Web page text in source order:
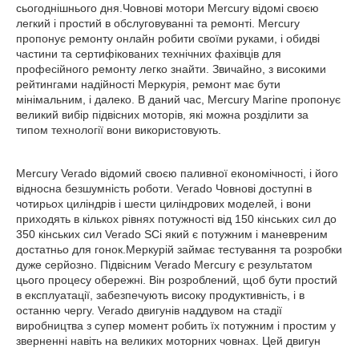
сьогоднішнього дня.Човнові мотори Mercury відомі своєю
легкий і простий в обслуговуванні та ремонті. Mercury
пропонує ремонту онлайн робити своїми руками, і обидві
частини та сертифікованих технічних фахівців для
професійного ремонту легко знайти. Звичайно, з високими
рейтингами надійності Меркурія, ремонт має бути
мінімальним, і далеко. В даний час, Mercury Marine пропонує
великий вибір підвісних моторів, які можна розділити за
типом технології вони використовують.
Mercury Verado відомий своєю паливної економічності, і його
відносна безшумність роботи. Verado Човнові доступні в
чотирьох циліндрів і шести циліндрових моделей, і вони
приходять в кількох рівнях потужності від 150 кінських сил до
350 кінських сил Verado SCi який є потужним і маневреним
достатньо для гонок.Меркурій займає тестування та розробки
дуже серйозно. Підвісним Verado Mercury є результатом
цього процесу обережні. Він розроблений, щоб бути простий
в експлуатації, забезпечують високу продуктивність, і в
останню чергу. Verado двигунів наддувом на стадії
виробництва з супер момент робить їх потужним і простим у
зверненні навіть на великих моторних човнах. Цей двигун